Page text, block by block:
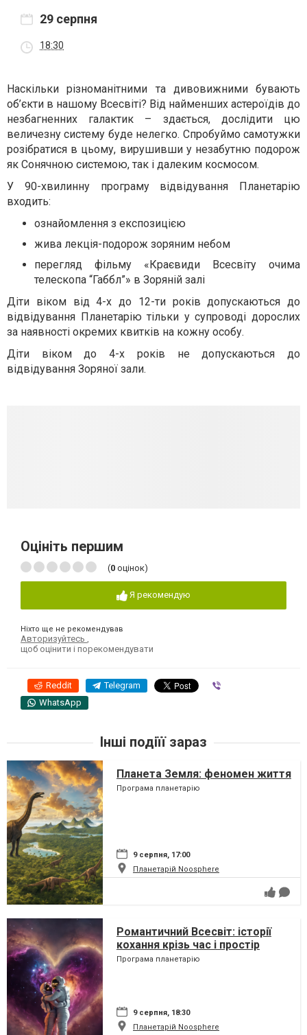
29 серпня
18:30
Наскільки різноманітними та дивовижними бувають
об’єкти в нашому Всесвіті? Від найменших астероїдів до
незбагненних галактик – здається, дослідити цю
величезну систему буде нелегко. Спробуймо самотужки
розібратися в цьому, вирушивши у незабутню подорож
як Сонячною системою, так і далеким космосом.
У 90-хвилинну програму відвідування Планетарію
входить:
ознайомлення з експозицією
жива лекція-подорож зоряним небом
перегляд фільму «Краєвиди Всесвіту очима
телескопа “Габбл”» в Зоряній залі
​​​​​​​Діти віком від 4-х до 12-ти років допускаються до
відвідування Планетарію тільки у супроводі дорослих
за наявності окремих квитків на кожну особу.
​​​​​​​Діти віком до 4-х років не допускаються до
відвідування Зоряної зали.
Оцініть першим
(0 оцінок)
Я рекомендую
Ніхто ще не рекомендував
Авторизуйтесь
щоб оцінити і порекомендувати
Reddit Telegram
WhatsApp
Інші подіїї зараз
Планета Земля: феномен життя
Програма планетарію
9 серпня, 17:00
Планетарій Noosphere
Романтичний Всесвіт: історії
кохання крізь час і простір
Програма планетарію
9 серпня, 18:30
Планетарій Noosphere